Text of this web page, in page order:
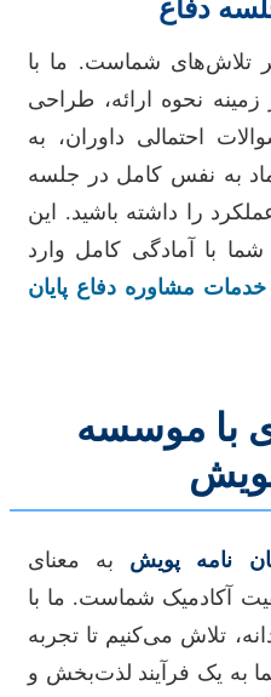
دفاع
تلاش‌های شماست. ما با
نحوه ارائه، طراحی
احتمالی داوران، به
به نفس کامل در جلسه
را داشته باشید. این
با آمادگی کامل وارد
خدمات مشاوره دفاع پایان
با موسسه
پویش
نامه پویش به معنای
آکادمیک شماست. ما با
تلاش می‌کنیم تا تجربه
به یک فرآیند لذت‌بخش و